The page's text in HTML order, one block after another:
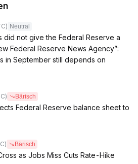
Neutral
did not give the Federal Reserve a
Federal Reserve News Agency”:
in September still depends on
Bärisch
Federal Reserve balance sheet to
Bärisch
as Jobs Miss Cuts Rate-Hike